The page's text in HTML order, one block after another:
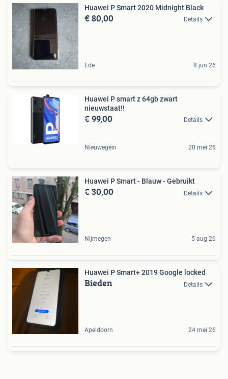
Huawei P Smart 2020 Midnight Black
€ 80,00 Details
Ede 8 jun 26
Huawei P smart z 64gb zwart
nieuwstaat!!
€ 99,00 Details
Nieuwegein 20 mei 26
Huawei P Smart - Blauw - Gebruikt
€ 30,00 Details
Nijmegen 5 aug 26
Huawei P Smart+ 2019 Google locked
Bieden Details
Apeldoorn 24 mei 26